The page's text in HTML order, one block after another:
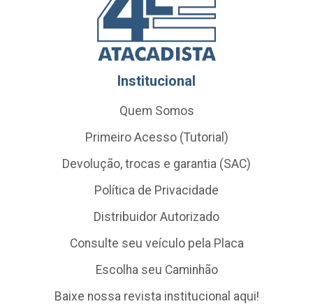
Institucional
Quem Somos
Primeiro Acesso (Tutorial)
Devolução, trocas e garantia (SAC)
Política de Privacidade
Distribuidor Autorizado
Consulte seu veículo pela Placa
Escolha seu Caminhão
Baixe nossa revista institucional aqui!